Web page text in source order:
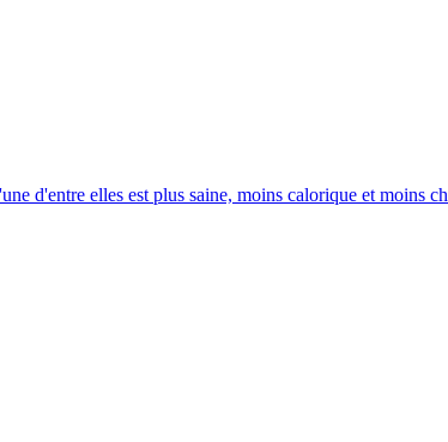
d'entre elles est plus saine, moins calorique et moins